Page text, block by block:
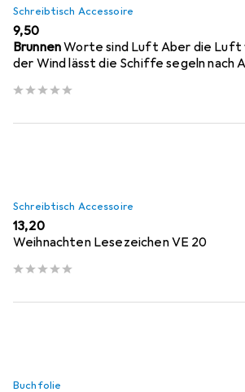
Schreibtisch Accessoire
EUR
9,50
BrunnenWorte sind Luft Aber die Luft
der Wind lässt die Schiffe segeln nach
Schreibtisch Accessoire
EUR
13,20
Weihnachten Lesezeichen VE 20
Buchfolie